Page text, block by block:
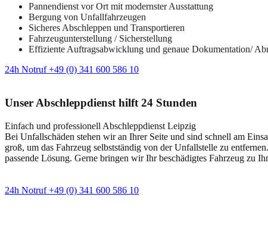
Pannendienst vor Ort mit modernster Ausstattung
Bergung von Unfallfahrzeugen
Sicheres Abschleppen und Transportieren
Fahrzeugunterstellung / Sicherstellung
Effiziente Auftragsabwicklung und genaue Dokumentation/
24h Notruf +49 (0) 341 600 586 10
Unser Abschleppdienst hilft 24 Stunden
Einfach und professionell Abschleppdienst Leipzig
Bei Unfallschäden stehen wir an Ihrer Seite und sind schnell am
groß, um das Fahrzeug selbstständig von der Unfallstelle zu
passende Lösung. Gerne bringen wir Ihr beschädigtes Fahrzeug zu
24h Notruf +49 (0) 341 600 586 10